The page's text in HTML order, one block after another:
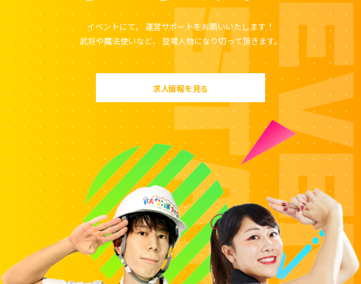
イベントにて、 運営サポートをお願いいたします！
武将や魔法使いなど、
登場人物になり切って頂きます。
求人情報を見る